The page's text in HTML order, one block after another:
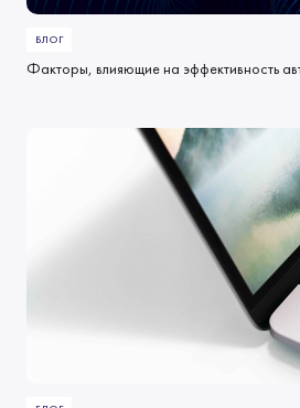
БЛОГ
Факторы, влияющие на эффективность